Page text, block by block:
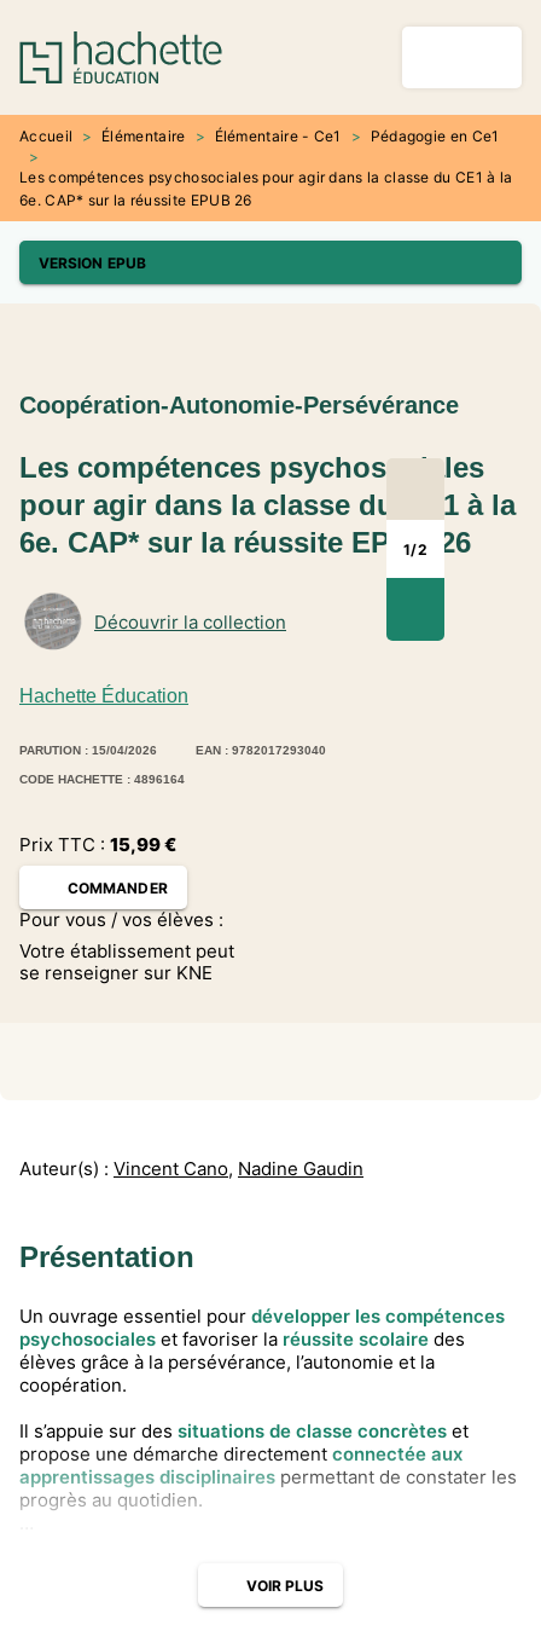
MENU RECHERCHE
PIED DE PAGE
Accueil > Élémentaire > Élémentaire - Ce1 >
Pédagogie en Ce1
>
Les compétences psychosociales pour agir dans la classe du CE1 à la
6e. CAP* sur la réussite EPUB 26
VERSION EPUB
1/2
Hachette Éducation
Découvrir la collection
Les compétences psychosociales
pour agir dans la classe du CE1 à la
6e. CAP* sur la réussite EPUB 26
Coopération-Autonomie-Persévérance
PARUTION : 15/04/2026 EAN : 9782017293040
CODE HACHETTE : 4896164
Prix TTC : 15,99€
COMMANDER
Pour vous / vos élèves :
Votre établissement peut
se renseigner sur KNE
Auteur(s) : Vincent Cano, Nadine Gaudin
Présentation
Un ouvrage essentiel pour développer les compétences
psychosociales et favoriser la réussite scolaire des
élèves grâce à la persévérance, l’autonomie et la
coopération.
Il s’appuie sur des situations de classe concrètes et
propose une démarche directement connectée aux
apprentissages disciplinaires permettant de constater les
progrès au quotidien.
propositions pédagogiques ancrées dans
un cadre scientifique reconnutout en respectant les
VOIR PLUS